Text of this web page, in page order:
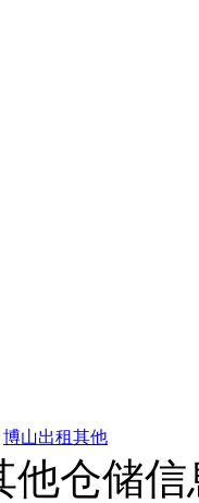
博山出租其他
他仓储信